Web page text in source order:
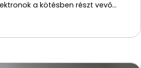
a kötésben részt vevő…